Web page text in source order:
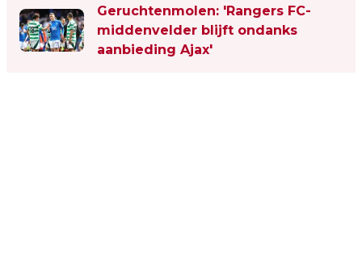
Geruchtenmolen: 'Rangers FC-
middenvelder blijft ondanks
aanbieding Ajax'